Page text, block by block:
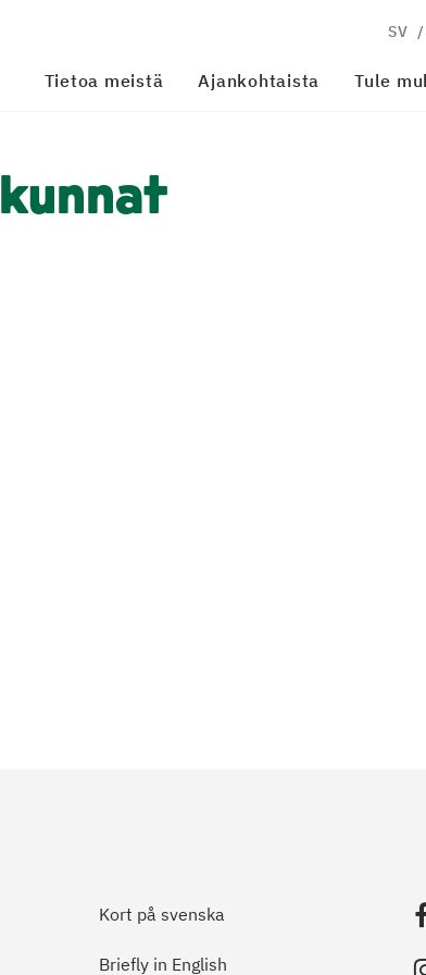
SV
Tietoa meistä Ajankohtaista Tule
kunnat
Kort på svenska
Briefly in English